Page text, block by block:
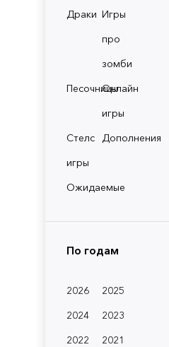
Драки Игры
про
зомби
ПесочницыОнлайн
игры
Стелс
игры
Дополнения
Ожидаемые
По годам
2026
2025
2024
2023
2022
2021